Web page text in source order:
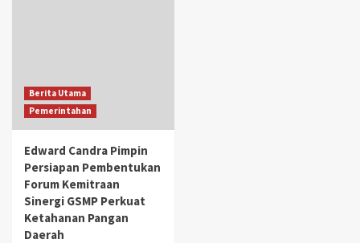
Berita Utama
Pemerintahan
Edward Candra Pimpin
Persiapan Pembentukan
Forum Kemitraan
Sinergi GSMP Perkuat
Ketahanan Pangan
Daerah